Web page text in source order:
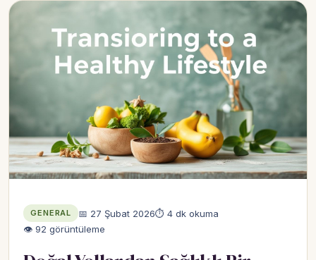
GENERAL 📅 27 Şubat 2026⏱ 4 dk okuma
👁 92 görüntüleme